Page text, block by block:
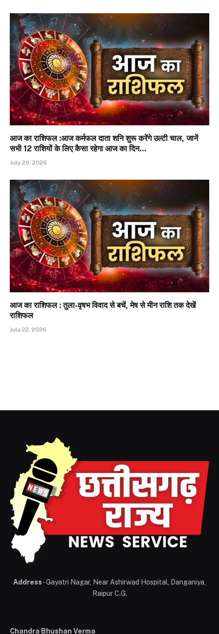
आज का राशिफल :आज कर्मफल दाता शनि शुरू करेंगे उल्टी चाल, जानें
सभी 12 राशियों के लिए कैसा रहेगा आज का दिन…
July 26, 2026
आज का राशिफल : तुला-वृषभ विवाद से बचें, मेष से मीन राशि तक देखें
राशिफल
July 22, 2026
Address- Gayatri Nagar, Near Ashirwad Hospital, Danganiya,
Raipur C.G.
Chandra Bhushan Verma